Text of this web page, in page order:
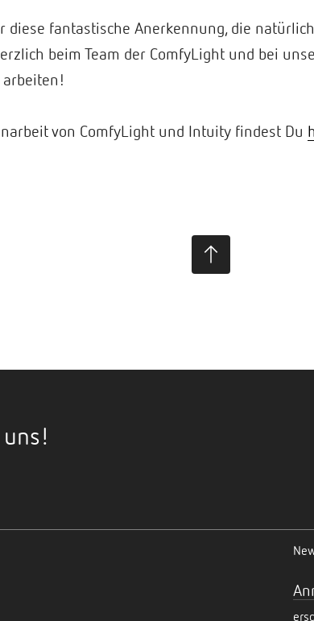
diese fantastische Anerkennung, die
beim Team der ComfyLight und bei
arbeiten!
von ComfyLight und Intuity findest Du